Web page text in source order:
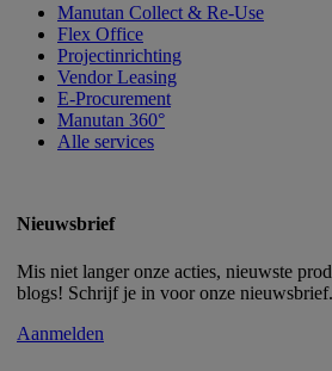
Manutan Collect & Re-Use
Flex Office
Projectinrichting
Vendor Leasing
E-Procurement
Manutan 360°
Alle services
Nieuwsbrief
Mis niet langer onze acties, nieuwste
blogs! Schrijf je in voor onze nieuwsbrief.
Aanmelden